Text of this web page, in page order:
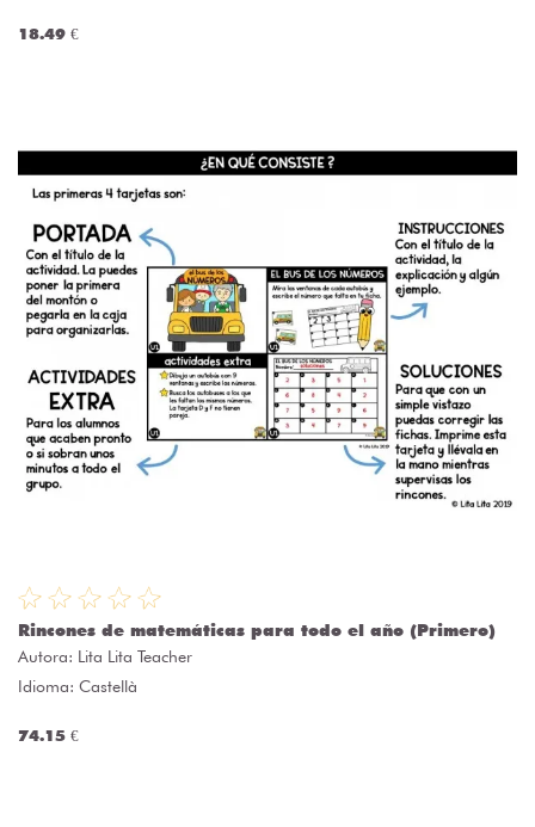
18.49 €
Rincones de matemáticas para todo el año (Primero)
Autora: Lita Lita Teacher
Idioma: Castellà
74.15 €